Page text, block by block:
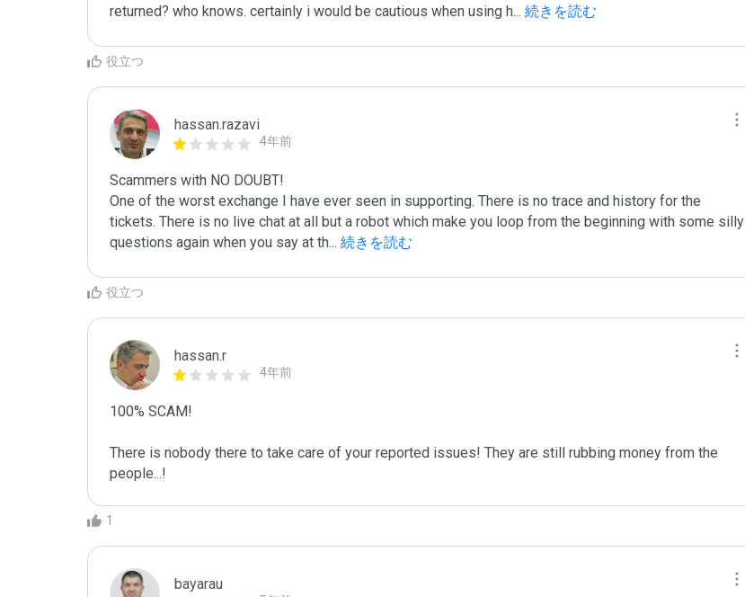
returned? who knows. certainly i would be cautious when using h... 続きを読む
役立つ
hassan.razavi
4年前
Scammers with NO DOUBT!
One of the worst exchange I have ever seen in supporting. There is no trace and history for the
tickets. There is no live chat at all but a robot which make you loop from the beginning with some silly
questions again when you say at th... 続きを読む
役立つ
hassan.r
4年前
100% SCAM!
There is nobody there to take care of your reported issues! They are still rubbing money from the
people...!
1
bayarau